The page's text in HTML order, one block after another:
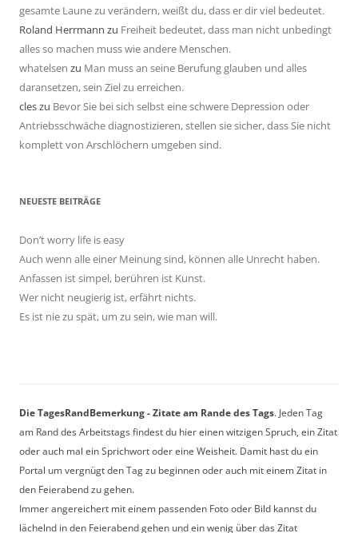
gesamte Laune zu verändern, weißt du, dass er dir viel bedeutet.
Roland Herrmann zu Freiheit bedeutet, dass man nicht unbedingt
alles so machen muss wie andere Menschen.
whatelsen zu Man muss an seine Berufung glauben und alles
daransetzen, sein Ziel zu erreichen.
cleszu Bevor Sie bei sich selbst eine schwere Depression oder
Antriebsschwäche diagnostizieren, stellen sie sicher, dass Sie nicht
komplett von Arschlöchern umgeben sind.
NEUESTE BEITRÄGE
Don’t worry life is easy
Auch wenn alle einer Meinung sind, können alle Unrecht haben.
Anfassen ist simpel, berühren ist Kunst.
Wer nicht neugierig ist, erfährt nichts.
Es ist nie zu spät, um zu sein, wie man will.
Die TagesRandBemerkung - Zitate am Rande des Tags. Jeden Tag
am Rand des Arbeitstags findest du hier einen witzigen Spruch, ein Zitat
oder auch mal ein Sprichwort oder eine Weisheit. Damit hast du ein
Portal um vergnügt den Tag zu beginnen oder auch mit einem Zitat in
den Feierabend zu gehen.
Immer angereichert mit einem passenden Foto oder Bild kannst du
lächelnd in den Feierabend gehen und ein wenig über das Zitat